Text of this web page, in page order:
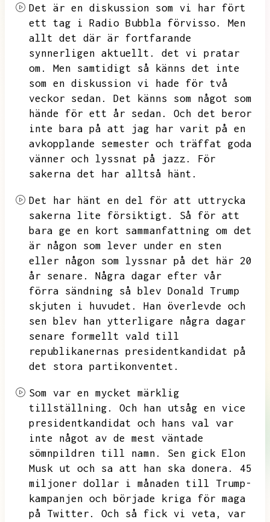
Det är en diskussion som vi har fört
ett tag i Radio Bubbla förvisso.
Men
allt det där är fortfarande
synnerligen aktuellt.
det vi pratar
om.
Men samtidigt så känns det inte
som en diskussion vi hade för två
veckor sedan.
Det känns som något som
hände för ett år sedan.
Och det beror
inte bara på att jag har varit på en
avkopplande semester och träffat goda
vänner och lyssnat på jazz.
För
sakerna det har alltså hänt.
Det har hänt en del för att uttrycka
sakerna lite försiktigt.
Så för att
bara ge en kort sammanfattning om det
är någon som lever under en sten
eller någon som lyssnar på det här 20
år senare.
Några dagar efter vår
förra sändning så blev Donald Trump
skjuten i huvudet.
Han överlevde och
sen blev han ytterligare några dagar
senare formellt vald till
republikanernas presidentkandidat på
det stora partikonventet.
Som var en mycket märklig
tillställning.
Och han utsåg en vice
presidentkandidat och hans val var
inte något av de mest väntade
sömnpildren till namn.
Sen gick Elon
Musk ut och sa att han ska donera.
45
miljoner dollar i månaden till Trump-
kampanjen och började kriga för maga
på Twitter.
Och så fick vi veta,
var